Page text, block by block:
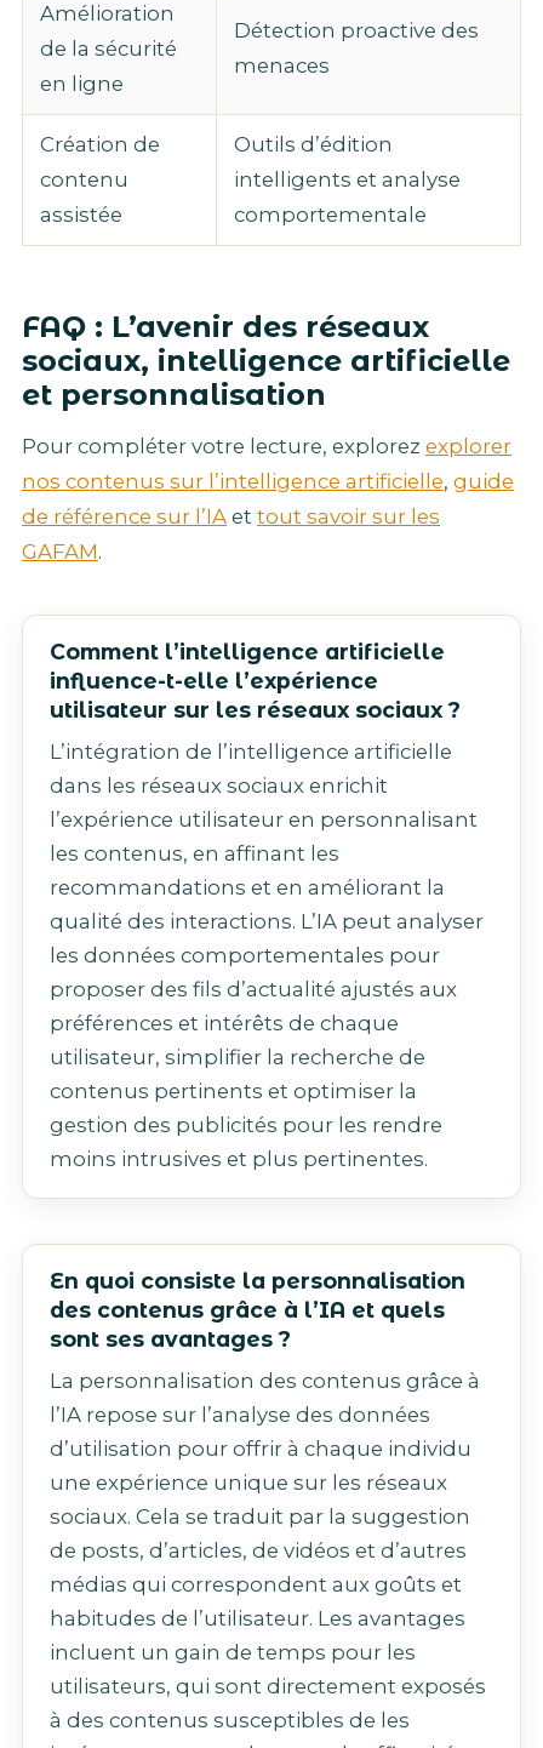
Amélioration
de la sécurité
en ligne
Détection proactive des
menaces
Création de
contenu
assistée
Outils d’édition
intelligents et analyse
comportementale
FAQ : L’avenir des réseaux
sociaux, intelligence artificielle
et personnalisation
Pour compléter votre lecture, explorez explorer
nos contenus sur l’intelligence artificielle, guide
de référence sur l’IA et tout savoir sur les
GAFAM.
Comment l’intelligence artificielle
influence-t-elle l’expérience
utilisateur sur les réseaux sociaux ?
L’intégration de l’intelligence artificielle
dans les réseaux sociaux enrichit
l’expérience utilisateur en personnalisant
les contenus, en affinant les
recommandations et en améliorant la
qualité des interactions. L’IA peut analyser
les données comportementales pour
proposer des fils d’actualité ajustés aux
préférences et intérêts de chaque
utilisateur, simplifier la recherche de
contenus pertinents et optimiser la
gestion des publicités pour les rendre
moins intrusives et plus pertinentes.
En quoi consiste la personnalisation
des contenus grâce à l’IA et quels
sont ses avantages ?
La personnalisation des contenus grâce à
l’IA repose sur l’analyse des données
d’utilisation pour offrir à chaque individu
une expérience unique sur les réseaux
sociaux. Cela se traduit par la suggestion
de posts, d’articles, de vidéos et d’autres
médias qui correspondent aux goûts et
habitudes de l’utilisateur. Les avantages
incluent un gain de temps pour les
utilisateurs, qui sont directement exposés
à des contenus susceptibles de les